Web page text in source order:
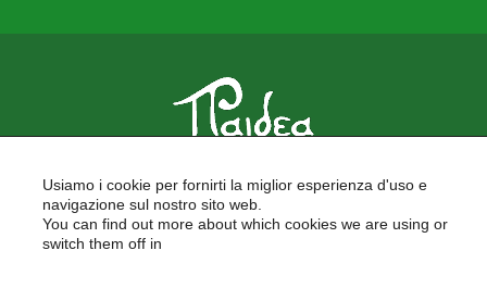
FORMAZIONE PER LE SCUOLE
FORMAZIONE PROFESSIONALE
PROGETTI EUROPEI
Usiamo i cookie per fornirti la miglior esperienza d'uso e
navigazione sul nostro sito web.
You can find out more about which cookies we are using or
switch them off in